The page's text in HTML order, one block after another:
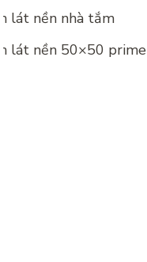
lát nền nhà tắm
lát nền 50×50 prime